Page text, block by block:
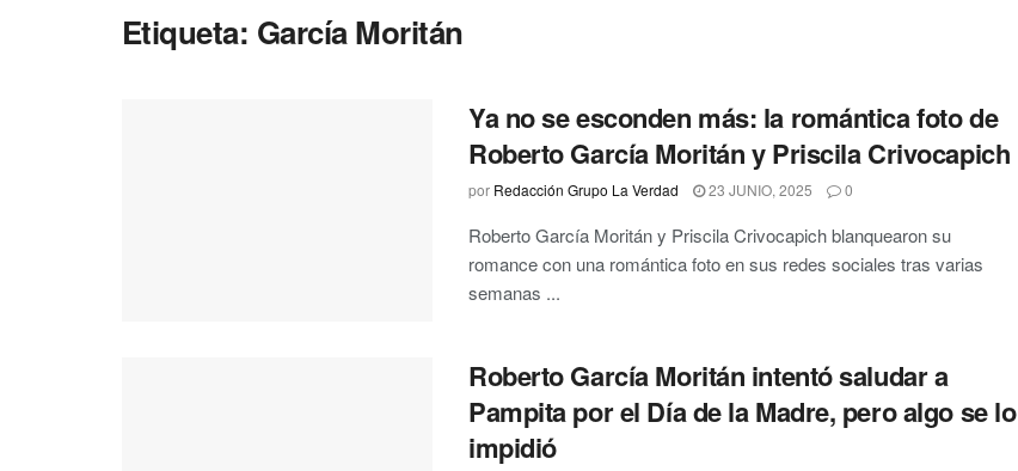
Etiqueta: García Moritán
Ya no se esconden más: la romántica foto de
Roberto García Moritán y Priscila Crivocapich
por Redacción Grupo La Verdad 23 JUNIO, 2025 0
Roberto García Moritán y Priscila Crivocapich blanquearon su
romance con una romántica foto en sus redes sociales tras varias
semanas ...
Roberto García Moritán intentó saludar a
Pampita por el Día de la Madre, pero algo se lo
impidió